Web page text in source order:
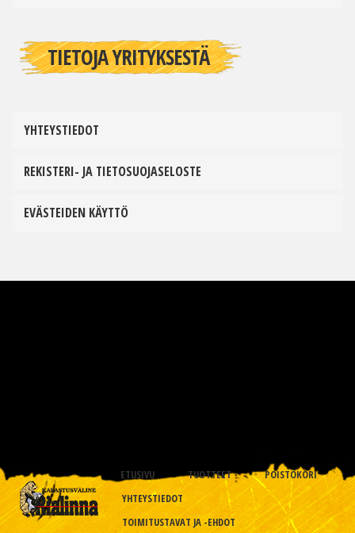
TIETOJA YRITYKSESTÄ
YHTEYSTIEDOT
REKISTERI- JA TIETOSUOJASELOSTE
EVÄSTEIDEN KÄYTTÖ
ETUSIVU TUOTTEET
POISTOKORI
YHTEYSTIEDOT
TOIMITUSTAVAT JA -EHDOT